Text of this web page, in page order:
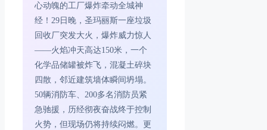
心动魄的工厂爆炸牵动全城神
经！29日晚，圣玛丽斯一座垃圾
回收厂突发大火，爆炸威力惊人
——火焰冲天高达150米，一个
化学品储罐被炸飞，混凝土碎块
四散，邻近建筑墙体瞬间坍塌。
50辆消防车、200多名消防员紧
急驰援，历经彻夜奋战终于控制
火势，但现场仍将持续闷燃。更